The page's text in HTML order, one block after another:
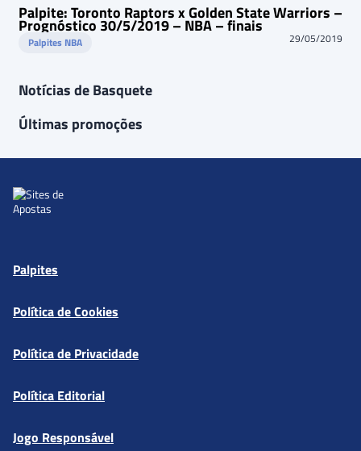
Palpite: Toronto Raptors x Golden State Warriors –
Prognóstico 30/5/2019 – NBA – finais
Palpites NBA 29/05/2019
Notícias de Basquete
Últimas promoções
Palpites
Política de Cookies
Política de Privacidade
Política Editorial
Jogo Responsável